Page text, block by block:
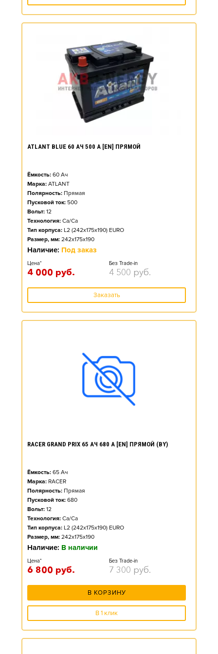
ATLANT BLUE 60 АЧ 500 А [EN] ПРЯМОЙ
Ёмкость: 60 Ач
Марка: ATLANT
Полярность: Прямая
Пусковой ток: 500
Вольт: 12
Технология: Ca/Ca
Тип корпуса: L2 (242x175x190) EURO
Размер, мм: 242x175x190
Наличие: Под заказ
Цена*
4 000 руб.
Без Trade-in
4 500 руб.
Заказать
RACER GRAND PRIX 65 АЧ 680 А [EN] ПРЯМОЙ (BY)
Ёмкость: 65 Ач
Марка: RACER
Полярность: Прямая
Пусковой ток: 680
Вольт: 12
Технология: Ca/Ca
Тип корпуса: L2 (242x175x190) EURO
Размер, мм: 242x175x190
Наличие: В наличии
Цена*
6 800 руб.
Без Trade-in
7 300 руб.
В КОРЗИНУ
В 1 клик